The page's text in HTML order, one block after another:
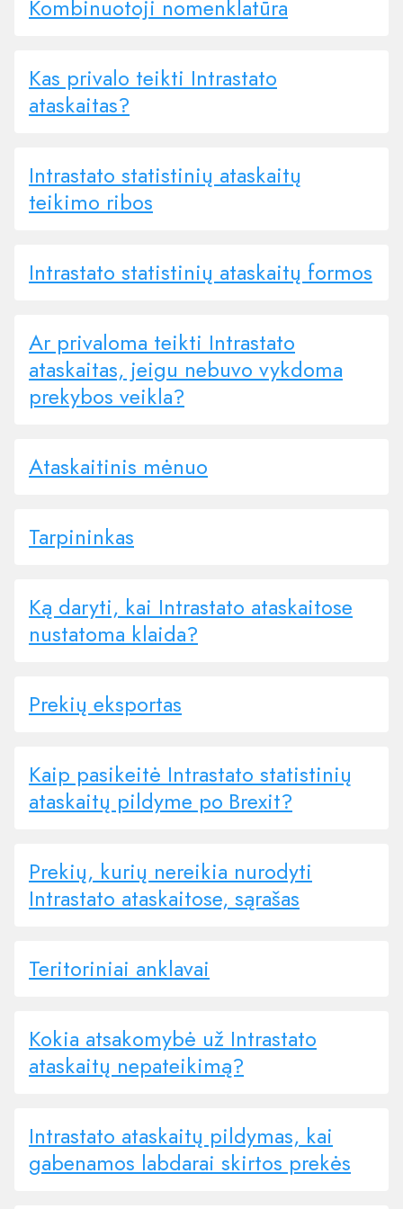
Kombinuotoji nomenklatūra
Kas privalo teikti Intrastato
ataskaitas?
Intrastato statistinių ataskaitų
teikimo ribos
Intrastato statistinių ataskaitų formos
Ar privaloma teikti Intrastato
ataskaitas, jeigu nebuvo vykdoma
prekybos veikla?
Ataskaitinis mėnuo
Tarpininkas
Ką daryti, kai Intrastato ataskaitose
nustatoma klaida?
Prekių eksportas
Kaip pasikeitė Intrastato statistinių
ataskaitų pildyme po Brexit?
Prekių, kurių nereikia nurodyti
Intrastato ataskaitose, sąrašas
Teritoriniai anklavai
Kokia atsakomybė už Intrastato
ataskaitų nepateikimą?
Intrastato ataskaitų pildymas, kai
gabenamos labdarai skirtos prekės